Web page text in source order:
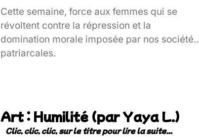
Cette semaine, force aux femmes qui se
révoltent contre la répression et la
domination morale imposée par nos sociétés
patriarcales.
Art : Humilité (par Yaya L.)